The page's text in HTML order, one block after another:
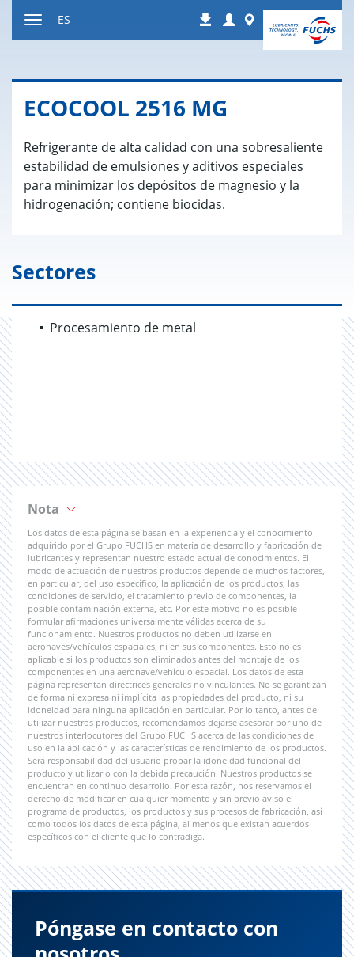
navegación
Descargas
Login Worldwide
ES
ECO­COOL 2516 MG
Refrigerante de alta calidad con una sobresaliente
estabilidad de emulsiones y aditivos especiales
para minimizar los depósitos de magnesio y la
hidrogenación; contiene biocidas.
Sectores
Procesamiento de metal
Nota
Los datos de esta página se basan en la experiencia y el conocimiento
adquirido por el Grupo FUCHS en materia de desarrollo y fabricación de
lubricantes y representan nuestro estado actual de conocimientos. El
modo de actuación de nuestros productos depende de muchos factores,
en particular, del uso específico, la aplicación de los productos, las
condiciones de servicio, el tratamiento previo de componentes, la
posible contaminación externa, etc. Por este motivo no es posible
formular afirmaciones universalmente válidas acerca de su
funcionamiento. Nuestros productos no deben utilizarse en
aeronaves/vehículos espaciales, ni en sus componentes. Esto no es
aplicable si los productos son eliminados antes del montaje de los
componentes en una aeronave/vehículo espacial. Los datos de esta
página representan directrices generales no vinculantes. No se garantizan
de forma ni expresa ni implícita las propiedades del producto, ni su
idoneidad para ninguna aplicación en particular. Por lo tanto, antes de
utilizar nuestros productos, recomendamos dejarse asesorar por uno de
nuestros interlocutores del Grupo FUCHS acerca de las condiciones de
uso en la aplicación y las características de rendimiento de los productos.
Será responsabilidad del usuario probar la idoneidad funcional del
producto y utilizarlo con la debida precaución. Nuestros productos se
encuentran en continuo desarrollo. Por esta razón, nos reservamos el
derecho de modificar en cualquier momento y sin previo aviso el
programa de productos, los productos y sus procesos de fabricación, así
como todos los datos de esta página, al menos que existan acuerdos
específicos con el cliente que lo contradiga.
Póngase en contacto con